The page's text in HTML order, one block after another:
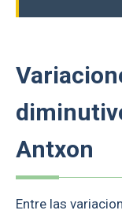
Antxon
Entre las